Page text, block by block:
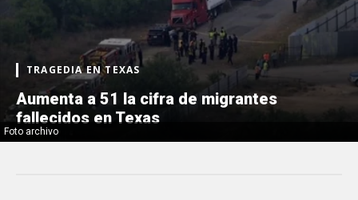
Foto archivo
TRAGEDIA EN TEXAS
Aumenta a 51 la cifra de migrantes
fallecidos en Texas